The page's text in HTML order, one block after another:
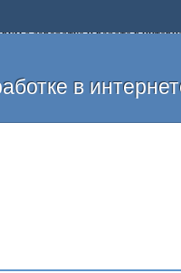
о заработке и работе в
Если вы знаете, что
и регистрации уже сегодня.
в